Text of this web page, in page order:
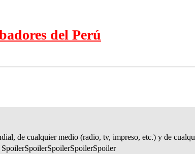
del Perú
de cualquier medio (radio, tv, impreso, etc.) y de
SpoilerSpoilerSpoilerSpoilerSpoiler